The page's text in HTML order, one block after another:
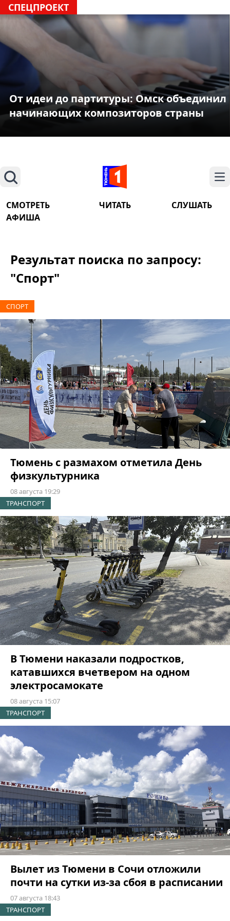
СПЕЦПРОЕКТ
От идеи до партитуры: Омск объединил
начинающих композиторов страны
Поиск
СМОТРЕТЬ ЧИТАТЬ
СЛУШАТЬ
АФИША
Результат поиска по запросу:
"Спорт"
СПОРТ
Тюмень с размахом отметила День
физкультурника
08 августа 19:29
ТРАНСПОРТ
В Тюмени наказали подростков,
катавшихся вчетвером на одном
электросамокате
08 августа 15:07
ТРАНСПОРТ
Вылет из Тюмени в Сочи отложили
почти на сутки из-за сбоя в расписании
07 августа 18:43
ТРАНСПОРТ